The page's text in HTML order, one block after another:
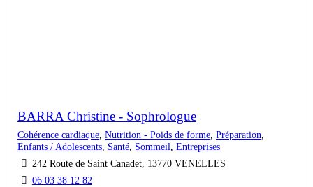
BARRA Christine - Sophrologue
Cohérence cardiaque, Nutrition - Poids de forme, Préparation,
Enfants / Adolescents, Santé, Sommeil, Entreprises
242 Route de Saint Canadet, 13770 VENELLES
06 03 38 12 82